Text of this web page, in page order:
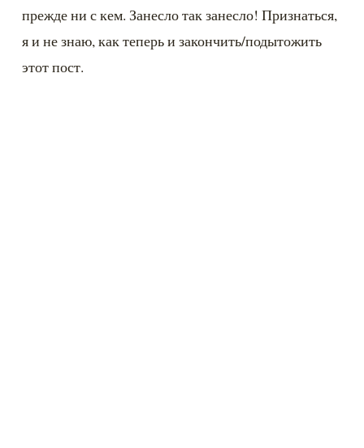
прежде ни с кем. Занесло так занесло! Признаться,
я и не знаю, как теперь и закончить/подытожить
этот пост.